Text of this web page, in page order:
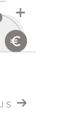
est à
ses
à